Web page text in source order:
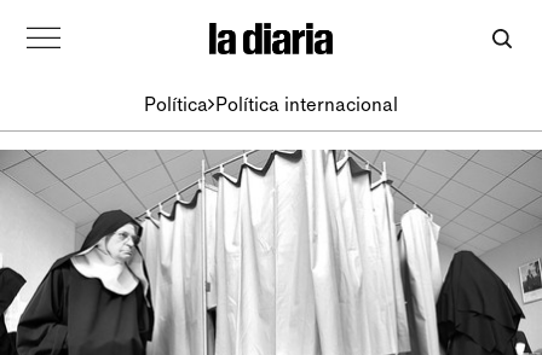
Política Política internacional